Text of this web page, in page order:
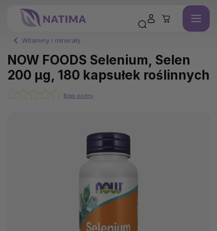
Witaminy i minerały
NOW FOODS Selenium, Selen
200 μg, 180 kapsułek roślinnych
Brak oceny